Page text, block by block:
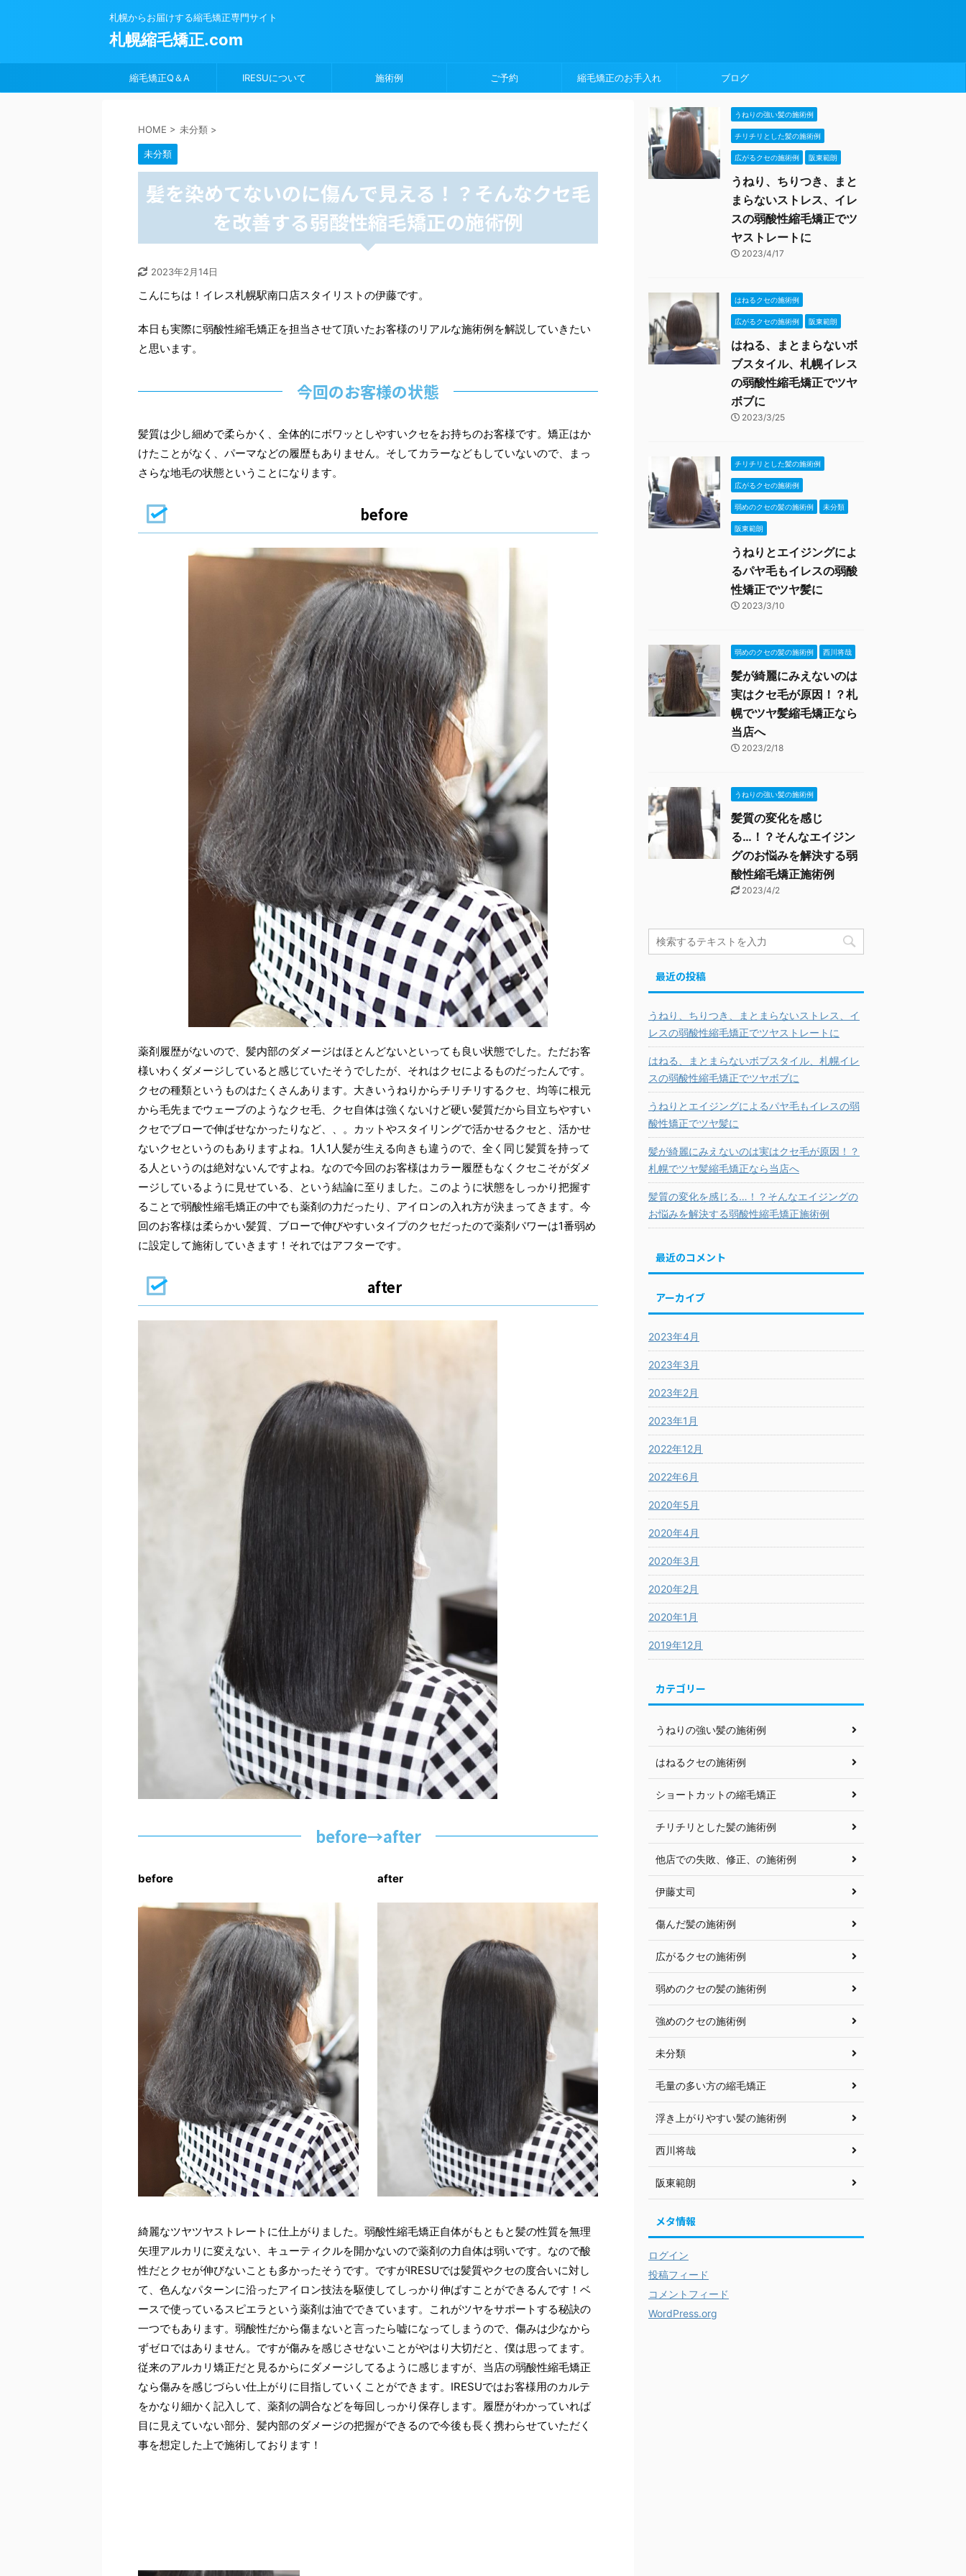
札幌からお届けする縮毛矯正専門サイト
札幌縮毛矯正.com
縮毛矯正Q＆A IRESUについて 施術例 ご予約 縮毛矯正のお手入れ ブログ
HOME > 未分類 >
未分類
髪を染めてないのに傷んで見える！？そんなクセ毛
を改善する弱酸性縮毛矯正の施術例
2023年2月14日
こんにちは！イレス札幌駅南口店スタイリストの伊藤です。
本日も実際に弱酸性縮毛矯正を担当させて頂いたお客様のリアルな施術例を解説していきたい
と思います。
今回のお客様の状態
髪質は少し細めで柔らかく、全体的にボワッとしやすいクセをお持ちのお客様です。矯正はか
けたことがなく、パーマなどの履歴もありません。そしてカラーなどもしていないので、まっ
さらな地毛の状態ということになります。
before
薬剤履歴がないので、髪内部のダメージはほとんどないといっても良い状態でした。ただお客
様いわくダメージしていると感じていたそうでしたが、それはクセによるものだったんです。
クセの種類というものはたくさんあります。大きいうねりからチリチリするクセ、均等に根元
から毛先までウェーブのようなクセ毛、クセ自体は強くないけど硬い髪質だから目立ちやすい
クセでブローで伸ばせなかったりなど、、。カットやスタイリングで活かせるクセと、活かせ
ないクセというのもありますよね。1人1人髪が生える向きも違うので、全く同じ髪質を持って
る人というのは絶対ないんですよね。なので今回のお客様はカラー履歴もなくクセこそがダメ
ージしているように見せている、という結論に至りました。このように状態をしっかり把握す
ることで弱酸性縮毛矯正の中でも薬剤の力だったり、アイロンの入れ方が決まってきます。今
回のお客様は柔らかい髪質、ブローで伸びやすいタイプのクセだったので薬剤パワーは1番弱め
に設定して施術していきます！それではアフターです。
after
before→after
before after
綺麗なツヤツヤストレートに仕上がりました。弱酸性縮毛矯正自体がもともと髪の性質を無理
矢理アルカリに変えない、キューティクルを開かないので薬剤の力自体は弱いです。なので酸
性だとクセが伸びないことも多かったそうです。ですがIRESUでは髪質やクセの度合いに対し
て、色んなパターンに沿ったアイロン技法を駆使してしっかり伸ばすことができるんです！ベ
ースで使っているスピエラという薬剤は油でできています。これがツヤをサポートする秘訣の
一つでもあります。弱酸性だから傷まないと言ったら嘘になってしまうので、傷みは少なから
ずゼロではありません。ですが傷みを感じさせないことがやはり大切だと、僕は思ってます。
従来のアルカリ矯正だと見るからにダメージしてるように感じますが、当店の弱酸性縮毛矯正
なら傷みを感じづらい仕上がりに目指していくことができます。IRESUではお客様用のカルテ
をかなり細かく記入して、薬剤の調合などを毎回しっかり保存します。履歴がわかっていれば
目に見えていない部分、髪内部のダメージの把握ができるので今後も長く携わらせていただく
事を想定した上で施術しております！
うねりの強い髪の施術例
チリチリとした髪の施術例
広がるクセの施術例 阪東範朗
うねり、ちりつき、まと
まらないストレス、イレ
スの弱酸性縮毛矯正でツ
ヤストレートに
2023/4/17
はねるクセの施術例
広がるクセの施術例 阪東範朗
はねる、まとまらないボ
ブスタイル、札幌イレス
の弱酸性縮毛矯正でツヤ
ボブに
2023/3/25
チリチリとした髪の施術例
広がるクセの施術例
弱めのクセの髪の施術例 未分類
阪東範朗
うねりとエイジングによ
るパヤ毛もイレスの弱酸
性矯正でツヤ髪に
2023/3/10
弱めのクセの髪の施術例 西川将哉
髪が綺麗にみえないのは
実はクセ毛が原因！？札
幌でツヤ髪縮毛矯正なら
当店へ
2023/2/18
うねりの強い髪の施術例
髪質の変化を感じ
る…！？そんなエイジン
グのお悩みを解決する弱
酸性縮毛矯正施術例
2023/4/2
最近の投稿
うねり、ちりつき、まとまらないストレス、イ
レスの弱酸性縮毛矯正でツヤストレートに
はねる、まとまらないボブスタイル、札幌イレ
スの弱酸性縮毛矯正でツヤボブに
うねりとエイジングによるパヤ毛もイレスの弱
酸性矯正でツヤ髪に
髪が綺麗にみえないのは実はクセ毛が原因！？
札幌でツヤ髪縮毛矯正なら当店へ
髪質の変化を感じる…！？そんなエイジングの
お悩みを解決する弱酸性縮毛矯正施術例
最近のコメント
アーカイブ
2023年4月
2023年3月
2023年2月
2023年1月
2022年12月
2022年6月
2020年5月
2020年4月
2020年3月
2020年2月
2020年1月
2019年12月
カテゴリー
うねりの強い髪の施術例
はねるクセの施術例
ショートカットの縮毛矯正
チリチリとした髪の施術例
他店での失敗、修正、の施術例
伊藤丈司
傷んだ髪の施術例
広がるクセの施術例
弱めのクセの髪の施術例
強めのクセの施術例
未分類
毛量の多い方の縮毛矯正
浮き上がりやすい髪の施術例
西川将哉
阪東範朗
メタ情報
ログイン
投稿フィード
コメントフィード
WordPress.org